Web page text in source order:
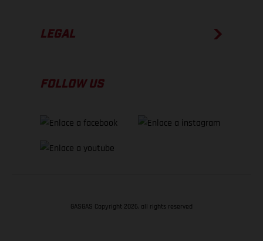
LEGAL
FOLLOW US
GASGAS Copyright 2026, all rights reserved